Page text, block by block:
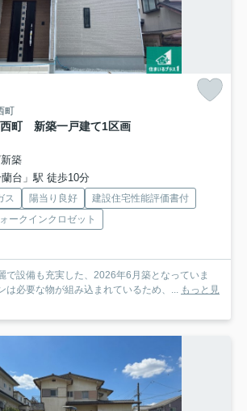
町
町 新築一戸建て1区画
築
台」駅 徒歩10分
ス 陽当り良好
建設住宅性能評価書付
ークインクロゼット
で設備も充実した、2026年6月築となっていま
は必要な物が組み込まれているため、... もっと見